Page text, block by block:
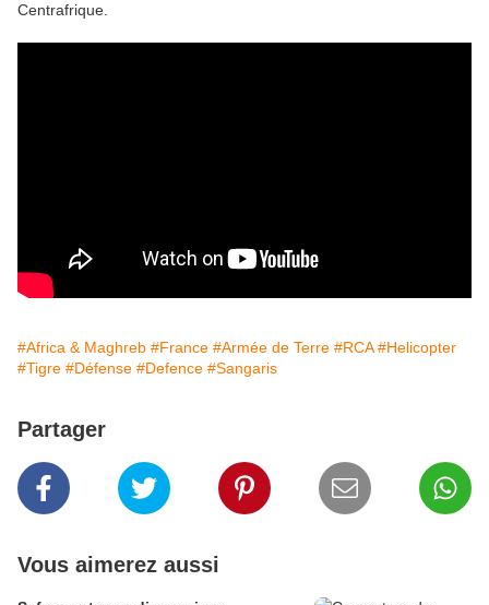
Centrafrique.
#Africa & Maghreb #France #Armée de Terre #RCA #Helicopter
#Tigre #Défense #Defence #Sangaris
Partager
Vous aimerez aussi